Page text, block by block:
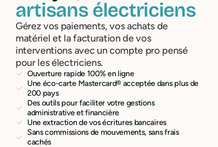
artisans électriciens
Gérez vos paiements, vos achats de
matériel et la facturation de vos
interventions avec un compte pro pensé
pour les électriciens.
Ouverture rapide 100% en ligne
Une éco-carte Mastercard® acceptée dans plus de
200 pays
Des outils pour faciliter votre gestions
administrative et financière
Une extraction de vos écritures bancaires
Sans commissions de mouvements, sans frais
cachés